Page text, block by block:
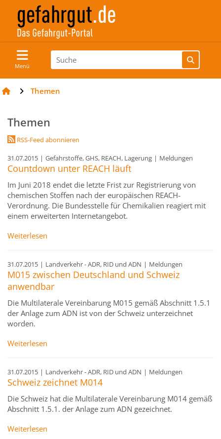
Menü
Themen
Themen
RSS-Feed abonnieren
31.07.2015 | Gefahrstoffe, GHS, REACH, Lagerung | Meldungen
Countdown unter REACH läuft
Im Juni 2018 endet die letzte Frist zur Registrierung von
chemischen Stoffen nach der europäischen REACH-
Verordnung. Die Bundesstelle für Chemikalien reagiert mit
einem erweiterten Internetangebot.
Weiterlesen
31.07.2015 | Landverkehr - ADR, RID und ADN | Meldungen
M015 zwischen Deutschland und Schweiz
anwendbar
Die Multilaterale Vereinbarung M015 gemäß Abschnitt 1.5.1
der Anlage zum ADN ist von der Schweiz unterzeichnet
worden.
Weiterlesen
31.07.2015 | Landverkehr - ADR, RID und ADN | Meldungen
Schweiz zeichnet M014
Die Schweiz hat die Multilaterale Vereinbarung M014 gemäß
Abschnitt 1.5.1. der Anlage zum ADN gezeichnet.
Weiterlesen